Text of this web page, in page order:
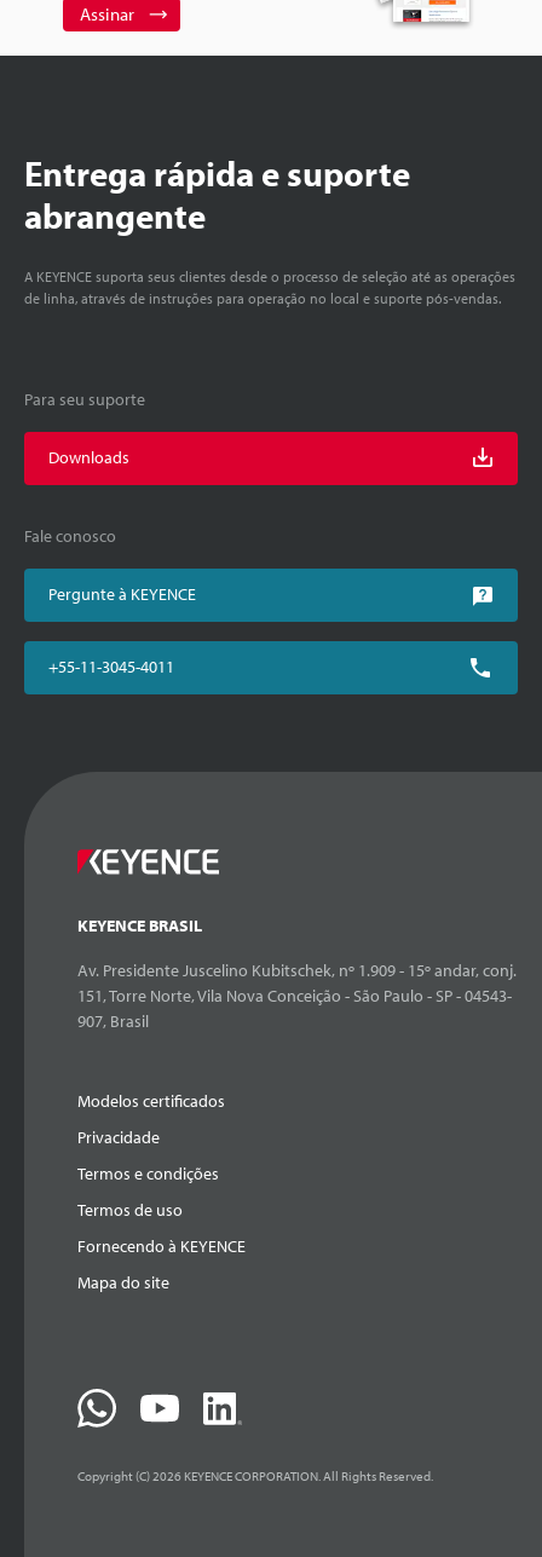
Assinar
Entrega rápida e suporte
abrangente
A KEYENCE suporta seus clientes desde o processo de seleção até as operações
de linha, através de instruções para operação no local e suporte pós-vendas.
Para seu suporte
Downloads
Fale conosco
Pergunte à KEYENCE
+55-11-3045-4011
KEYENCE BRASIL
Av. Presidente Juscelino Kubitschek, nº 1.909 - 15º andar, conj.
151, Torre Norte, Vila Nova Conceição - São Paulo - SP - 04543-
907, Brasil
Modelos certificados
Privacidade
Termos e condições
Termos de uso
Fornecendo à KEYENCE
Mapa do site
Copyright (C) 2026 KEYENCE CORPORATION. All Rights Reserved.